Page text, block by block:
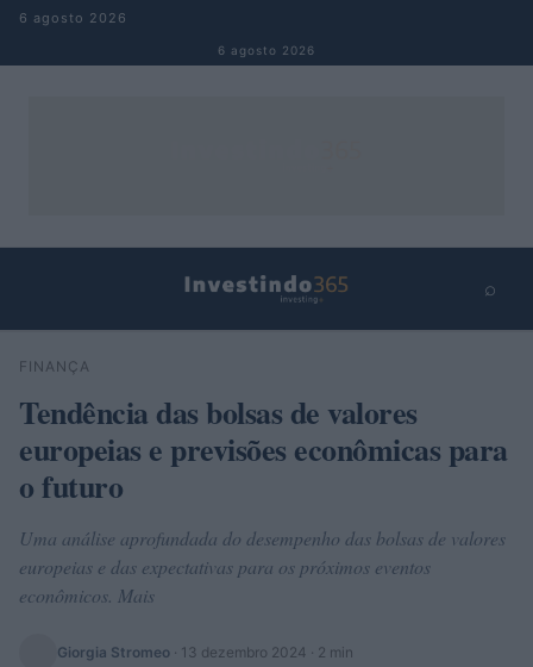
Pular para o conteúdo
6 agosto 2026
6 agosto 2026
⌕
Buscar
FINANÇA
Tendência das bolsas de valores
europeias e previsões econômicas para
o futuro
Uma análise aprofundada do desempenho das bolsas de valores
europeias e das expectativas para os próximos eventos
econômicos. Mais
Giorgia Stromeo · 13 dezembro 2024 · 2 min